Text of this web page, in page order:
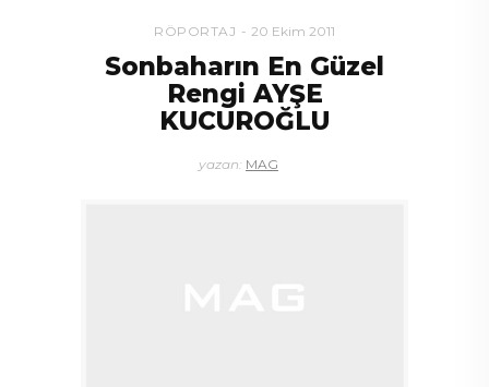
RÖPORTAJ 20 Ekim 2011
Sonbaharın En Güzel
Rengi AYŞE
KUCUROĞLU
yazan: MAG